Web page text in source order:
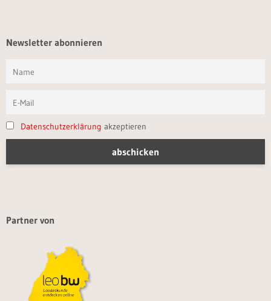
Newsletter abonnieren
Datenschutzerklärung akzeptieren
Partner von